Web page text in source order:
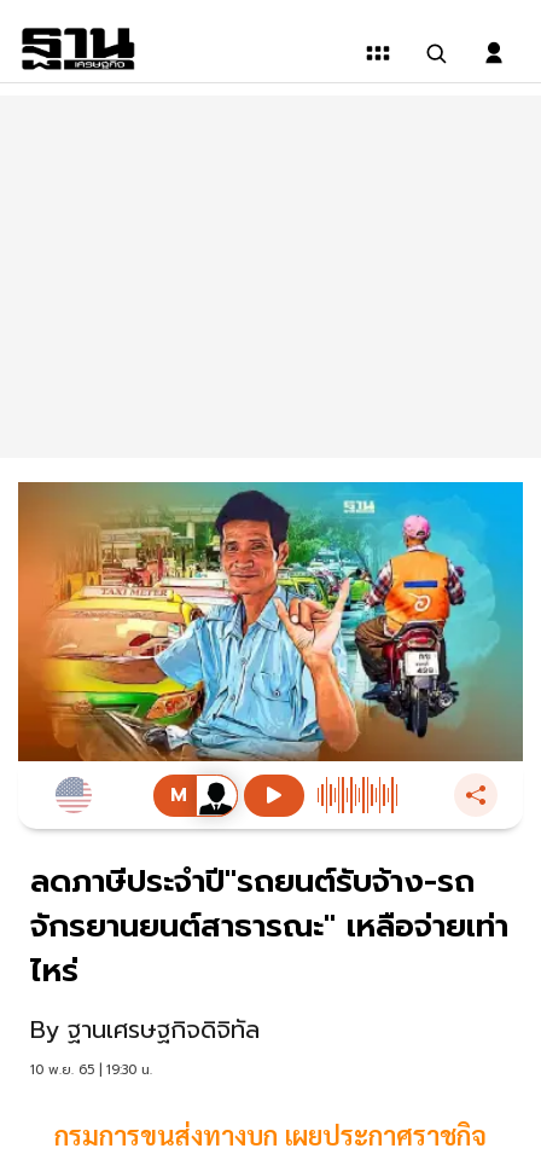
ลดภาษีประจำปี"รถยนต์รับจ้าง-รถ
จักรยานยนต์สาธารณะ" เหลือจ่ายเท่า
ไหร่
By ฐานเศรษฐกิจดิจิทัล
10 พ.ย. 65 | 19:30 น.
กรมการขนส่งทางบก เผยประกาศราชกิจ